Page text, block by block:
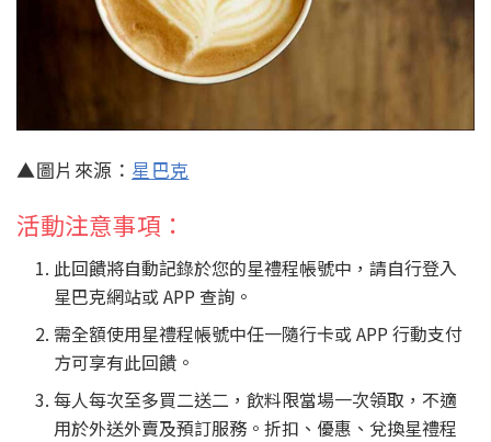
▲圖片來源： 星巴克
活動注意事項：
此回饋將自動記錄於您的星禮程帳號中，請自行登入
星巴克網站或 APP 查詢。
需全額使用星禮程帳號中任一隨行卡或 APP 行動支付
方可享有此回饋。
每人每次至多買二送二，飲料限當場一次領取，不適
用於外送外賣及預訂服務。折扣、優惠、兌換星禮程